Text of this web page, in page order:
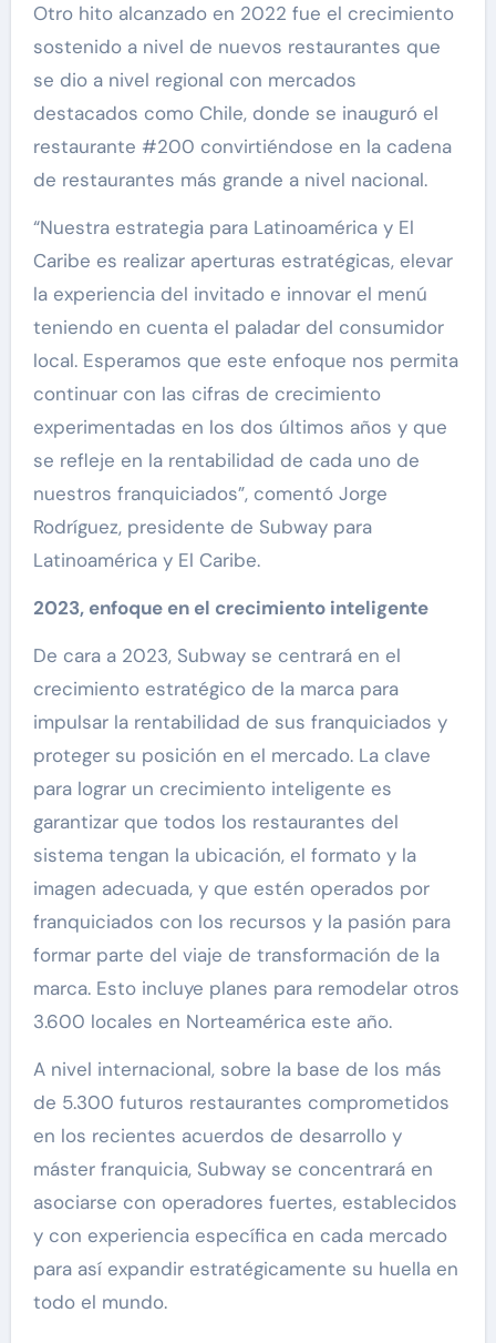
Otro hito alcanzado en 2022 fue el crecimiento
sostenido a nivel de nuevos restaurantes que
se dio a nivel regional con mercados
destacados como Chile, donde se inauguró el
restaurante #200 convirtiéndose en la cadena
de restaurantes más grande a nivel nacional.
“Nuestra estrategia para Latinoamérica y El
Caribe es realizar aperturas estratégicas, elevar
la experiencia del invitado e innovar el menú
teniendo en cuenta el paladar del consumidor
local. Esperamos que este enfoque nos permita
continuar con las cifras de crecimiento
experimentadas en los dos últimos años y que
se refleje en la rentabilidad de cada uno de
nuestros franquiciados”, comentó Jorge
Rodríguez, presidente de Subway para
Latinoamérica y El Caribe.
2023, enfoque en el crecimiento inteligente
De cara a 2023, Subway se centrará en el
crecimiento estratégico de la marca para
impulsar la rentabilidad de sus franquiciados y
proteger su posición en el mercado. La clave
para lograr un crecimiento inteligente es
garantizar que todos los restaurantes del
sistema tengan la ubicación, el formato y la
imagen adecuada, y que estén operados por
franquiciados con los recursos y la pasión para
formar parte del viaje de transformación de la
marca. Esto incluye planes para remodelar otros
3.600 locales en Norteamérica este año.
A nivel internacional, sobre la base de los más
de 5.300 futuros restaurantes comprometidos
en los recientes acuerdos de desarrollo y
máster franquicia, Subway se concentrará en
asociarse con operadores fuertes, establecidos
y con experiencia específica en cada mercado
para así expandir estratégicamente su huella en
todo el mundo.